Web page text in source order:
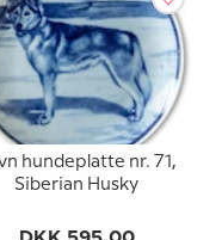
hundeplatte nr. 71,
Siberian Husky